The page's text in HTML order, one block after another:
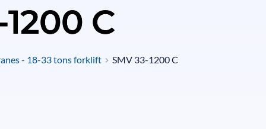
C
- 18-33 tons forklift SMV 33-1200 C